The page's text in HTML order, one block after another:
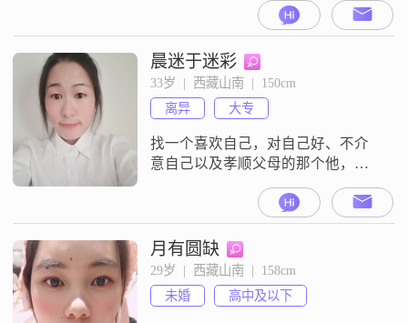
晨迷于迷彩
33岁  |  西藏山南  |  150cm
离异
大专
找一个喜欢自己，对自己好、不介
意自己以及孝顺父母的那个他，然
月有圆缺
29岁  |  西藏山南  |  158cm
未婚
高中及以下